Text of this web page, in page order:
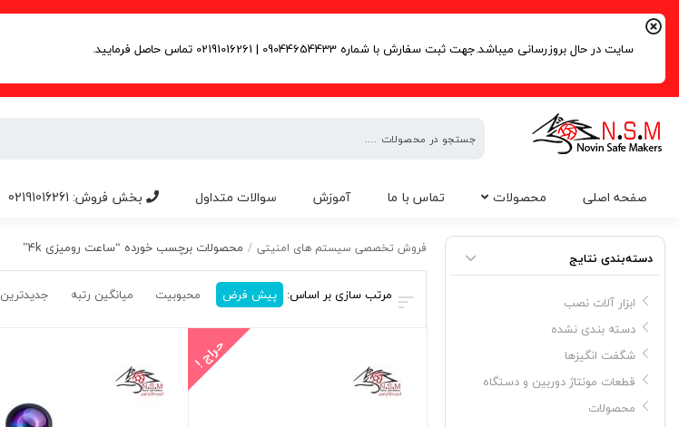
سایت در حال بروزرسانی میباشد.جهت ثبت سفارش با شماره 09044654433 | 02191016261 تماس حاصل فرمایید.
تخصصی
امنیتی
صفحه اصلی محصولات تماس با ما آموزش سوالات متداول بخش فروش: 02191016261
ساعت رومیزی 4k فروش تخصصی سیستم های امنیتی / محصولات برچسب خورده “ساعت رومیزی 4k”
مرتب سازی بر اساس: پیش فرض محبوبیت میانگین رتبه جدیدترین
حراج !
دسته‌بندی نتایج
ابزار آلات نصب
دسته بندی نشده
شگفت انگیزها
قطعات مونتاژ دوربین و دستگاه
محصولات